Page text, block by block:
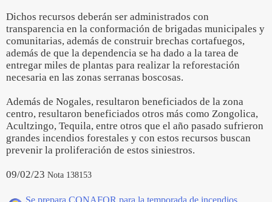
Dichos recursos deberán ser administrados con
transparencia en la conformación de brigadas municipales y
comunitarias, además de construir brechas cortafuegos,
además de que la dependencia se ha dado a la tarea de
entregar miles de plantas para realizar la reforestación
necesaria en las zonas serranas boscosas.
Además de Nogales, resultaron beneficiados de la zona
centro, resultaron beneficiados otros más como Zongolica,
Acultzingo, Tequila, entre otros que el año pasado sufrieron
grandes incendios forestales y con estos recursos buscan
prevenir la proliferación de estos siniestros.
09/02/23 Nota 138153
Se prepara CONAFOR para la temporada de incendios